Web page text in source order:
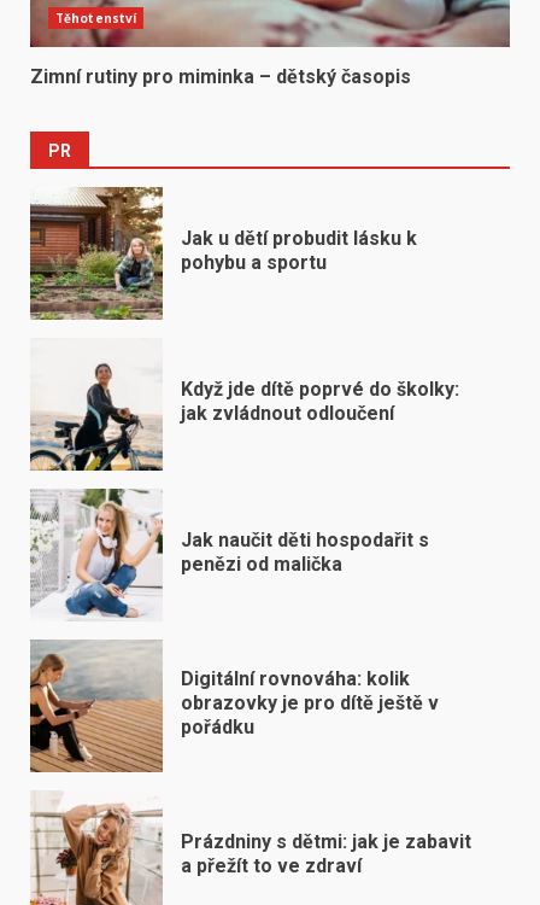
Těhotenství
Zimní rutiny pro miminka – dětský časopis
PR
Jak u dětí probudit lásku k
pohybu a sportu
Když jde dítě poprvé do školky:
jak zvládnout odloučení
Jak naučit děti hospodařit s
penězi od malička
Digitální rovnováha: kolik
obrazovky je pro dítě ještě v
pořádku
Prázdniny s dětmi: jak je zabavit
a přežít to ve zdraví